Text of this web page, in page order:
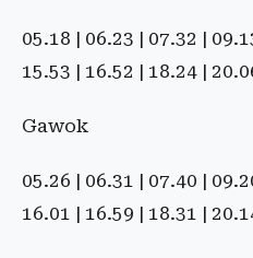
05.18 | 06.23 | 07.32 |
15.53 | 16.52 | 18.24 |
Gawok
05.26 | 06.31 | 07.40 |
16.01 | 16.59 | 18.31 |